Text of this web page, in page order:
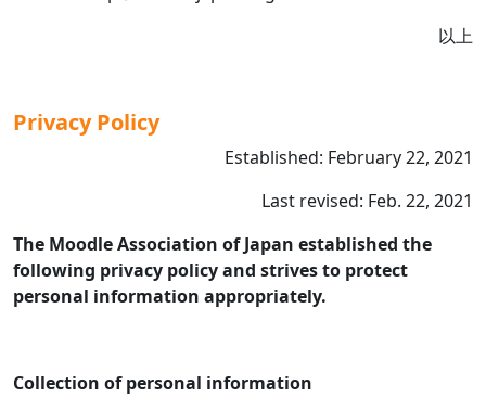
以上
Privacy Policy
Established: February 22, 2021
Last revised: Feb. 22, 2021
The Moodle Association of Japan established the
following privacy policy and strives to protect
personal information appropriately.
Collection of personal information